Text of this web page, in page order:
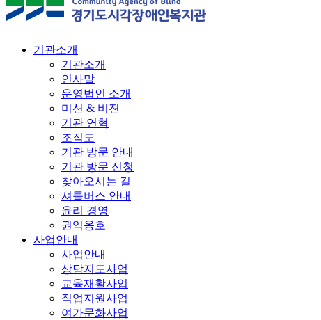
기관소개
기관소개
인사말
운영법인 소개
미션 & 비젼
기관 연혁
조직도
기관 방문 안내
기관 방문 신청
찾아오시는 길
셔틀버스 안내
윤리 경영
권익옹호
사업안내
사업안내
상담지도사업
교육재활사업
직업지원사업
여가문화사업